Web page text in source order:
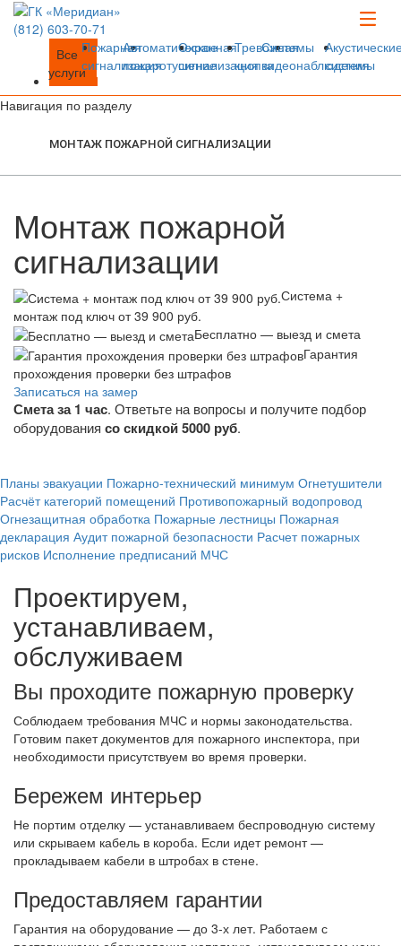
(812) 603-70-71
Все
услуги
Пожарная
сигнализация
Автоматическое
пожаротушение
Охранная
сигнализация
Тревожная
кнопка
Системы
видеонаблюдения
системы
Навигация по разделу
МОНТАЖ ПОЖАРНОЙ СИГНАЛИЗАЦИИ
Монтаж пожарной
сигнализации
Система +
монтаж под ключ от 39 900 руб.
Бесплатно — выезд и смета
Гарантия
прохождения проверки без штрафов
Записаться на замер
Смета за 1 час. Ответьте на вопросы и получите подбор
оборудования со скидкой 5000 руб.
Планы эвакуации Пожарно-технический минимум Огнетушители
Расчёт категорий помещений Противопожарный водопровод
Огнезащитная обработка Пожарные лестницы Пожарная
декларация Аудит пожарной безопасности Расчет пожарных
рисков Исполнение предписаний МЧС
Проектируем,
устанавливаем,
обслуживаем
Вы проходите пожарную проверку
Соблюдаем требования МЧС и нормы законодательства.
Готовим пакет документов для пожарного инспектора, при
необходимости присутствуем во время проверки.
Бережем интерьер
Не портим отделку — устанавливаем беспроводную систему
или скрываем кабель в короба. Если идет ремонт —
прокладываем кабели в штробах в стене.
Предоставляем гарантии
Гарантия на оборудование — до 3-х лет. Работаем с